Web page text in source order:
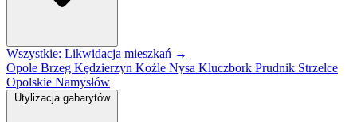
Wszystkie: Likwidacja mieszkań →
Opole Brzeg Kędzierzyn Koźle Nysa Kluczbork Prudnik Strzelce
Opolskie Namysłów
Utylizacja gabarytów